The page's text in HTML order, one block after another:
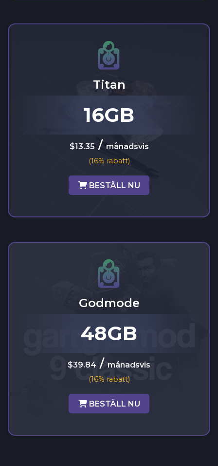
Titan
16GB
$13.35 / månadsvis
(16% rabatt)
BESTÄLL NU
Godmode
48GB
$39.84 / månadsvis
(16% rabatt)
BESTÄLL NU